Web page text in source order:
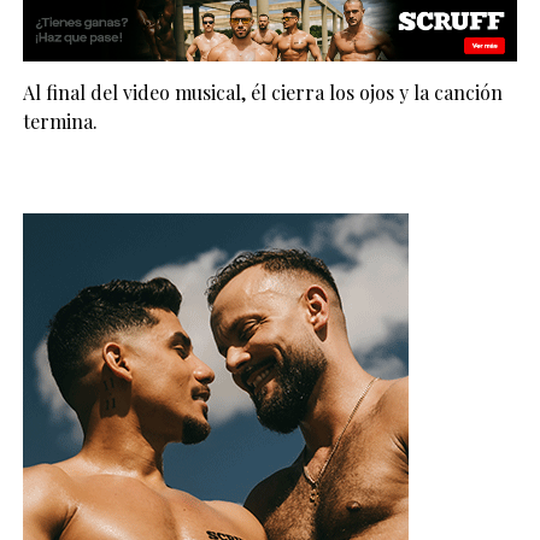
Al final del video musical, él cierra los ojos y la canción
termina.